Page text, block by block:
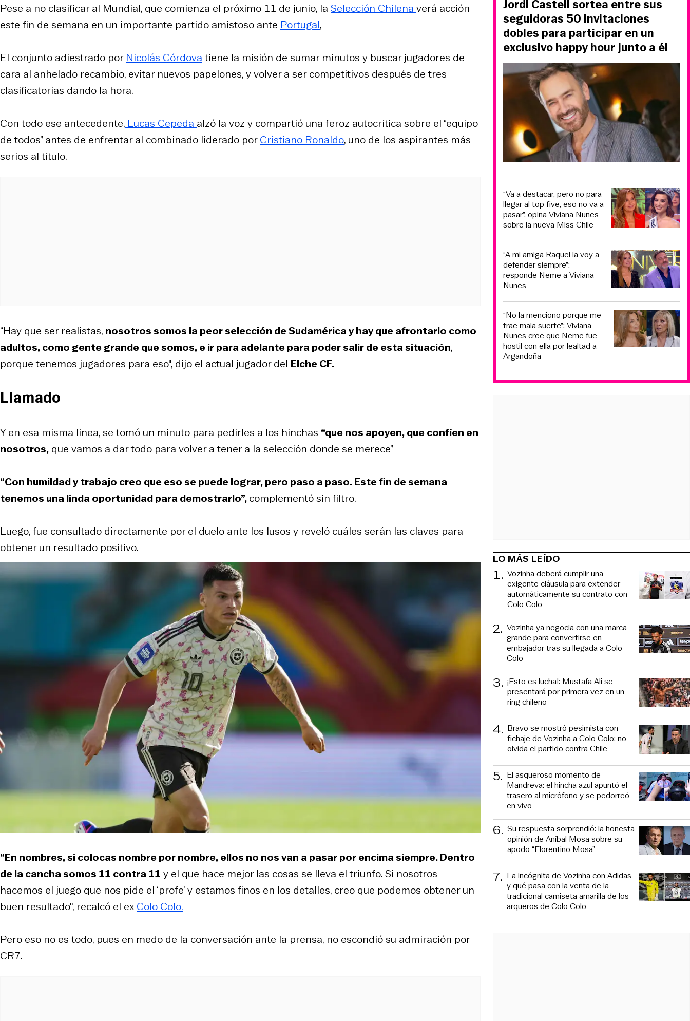
Pese a no clasificar al Mundial, que comienza el próximo 11 de junio, la Selección Chilena verá acción
este fin de semana en un importante partido amistoso ante Portugal,
El conjunto adiestrado por Nicolás Córdovatiene la misión de sumar minutos y buscar jugadores de
cara al anhelado recambio, evitar nuevos papelones, y volver a ser competitivos después de tres
clasificatorias dando la hora.
Con todo ese antecedente, Lucas Cepeda alzó la voz y compartió una feroz autocrítica sobre el “equipo
de todos” antes de enfrentar al combinado liderado porCristiano Ronaldo, uno de los aspirantes más
serios al título.
“Hay que ser realistas, nosotros somos la peor selección de Sudamérica y hay que afrontarlo como
adultos, como gente grande que somos, e ir para adelante para poder salir de esta situación,
porque tenemos jugadores para eso", dijo el actual jugador del Elche CF.
Llamado
Y en esa misma línea, se tomó un minuto para pedirles a los hinchas “que nos apoyen, que confíen en
nosotros, que vamos a dar todo para volver a tener a la selección donde se merece”
“Con humildad y trabajo creo que eso se puede lograr, pero paso a paso. Este fin de semana
tenemos una linda oportunidad para demostrarlo”,complementó sin filtro.
Luego, fue consultado directamente por el duelo ante los lusos y reveló cuáles serán las claves para
obtener un resultado positivo.
“En nombres, si colocas nombre por nombre, ellos no nos van a pasar por encima siempre. Dentro
de la cancha somos 11 contra 11 y el que hace mejor las cosas se lleva el triunfo. Si nosotros
hacemos el juego que nos pide el ‘profe’ y estamos finos en los detalles, creo que podemos obtener un
buen resultado", recalcó el ex Colo Colo.
Pero eso no es todo, pues en medo de la conversación ante la prensa, no escondió su admiración por
CR7.
Jordi Castell sortea entre sus
seguidoras 50 invitaciones
dobles para participar en un
exclusivo happy hour junto a él
“Va a destacar, pero no para
llegar al top five, eso no va a
pasar”, opina Viviana Nunes
sobre la nueva Miss Chile
“A mi amiga Raquel la voy a
defender siempre”:
responde Neme a Viviana
Nunes
“No la menciono porque me
trae mala suerte”: Viviana
Nunes cree que Neme fue
hostil con ella por lealtad a
Argandoña
LO MÁS LEÍDO
1. Vozinha deberá cumplir una
exigente cláusula para extender
automáticamente su contrato con
Colo Colo
2. Vozinha ya negocia con una marca
grande para convertirse en
embajador tras su llegada a Colo
Colo
3. ¡Esto es lucha!: Mustafa Ali se
presentará por primera vez en un
ring chileno
4. Bravo se mostró pesimista con
fichaje de Vozinha a Colo Colo: no
olvida el partido contra Chile
5. El asqueroso momento de
Mandreva: el hincha azul apuntó el
trasero al micrófono y se pedorreó
en vivo
6. Su respuesta sorprendió: la honesta
opinión de Aníbal Mosa sobre su
apodo “Florentino Mosa”
7. La incógnita de Vozinha con Adidas
y qué pasa con la venta de la
tradicional camiseta amarilla de los
arqueros de Colo Colo